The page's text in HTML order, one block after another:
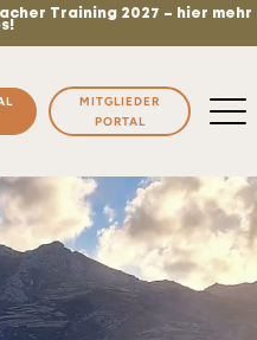
Training 2027 – hier mehr
MITGLIEDER
PORTAL